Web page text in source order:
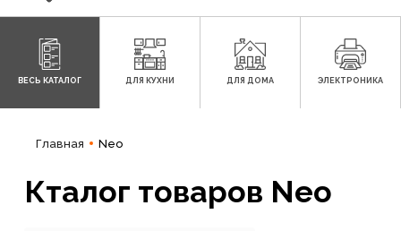
ВЕСЬ КАТАЛОГ ДЛЯ КУХНИ ДЛЯ ДОМА ЭЛЕКТРОНИКА
Главная Neo
Кталог товаров Neo